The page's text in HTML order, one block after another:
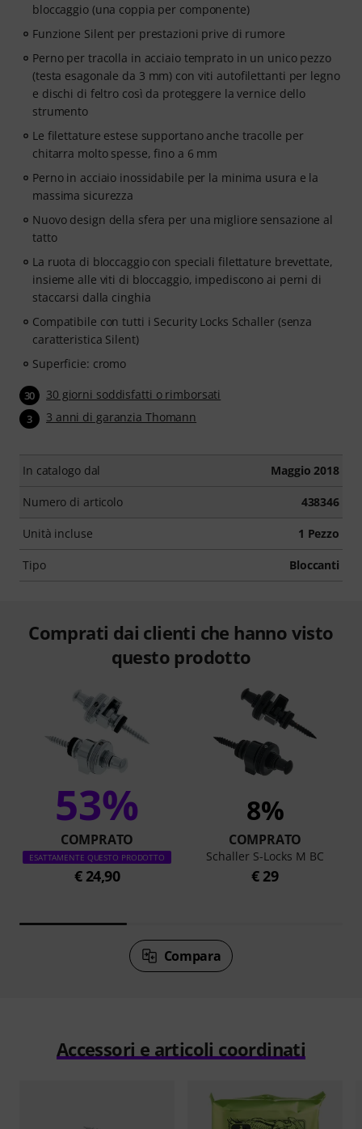
bloccaggio (una coppia per componente)
Funzione Silent per prestazioni prive di rumore
Perno per tracolla in acciaio temprato in un unico pezzo
(testa esagonale da 3 mm) con viti autofilettanti per legno
e dischi di feltro così da proteggere la vernice dello
strumento
Le filettature estese supportano anche tracolle per
chitarra molto spesse, fino a 6 mm
Perno in acciaio inossidabile per la minima usura e la
massima sicurezza
Nuovo design della sfera per una migliore sensazione al
tatto
La ruota di bloccaggio con speciali filettature brevettate,
insieme alle viti di bloccaggio, impediscono ai perni di
staccarsi dalla cinghia
Compatibile con tutti i Security Locks Schaller (senza
caratteristica Silent)
Superficie: cromo
30 30 giorni soddisfatti o rimborsati
3 3 anni di garanzia Thomann
In catalogo dal Maggio 2018
Numero di articolo 438346
Unità incluse 1 Pezzo
Tipo Bloccanti
Comprati dai clienti che hanno visto
questo prodotto
53%
COMPRATO
ESATTAMENTE QUESTO PRODOTTO
€ 24,90
8%
COMPRATO
Schaller S-Locks M BC
€ 29
Compara
Accessori e articoli coordinati